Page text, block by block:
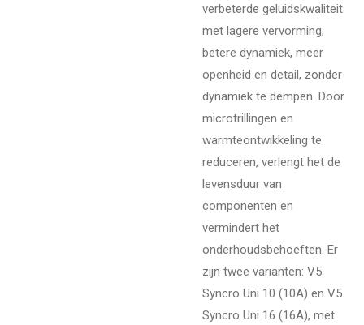
verbeterde geluidskwaliteit
met lagere vervorming,
betere dynamiek, meer
openheid en detail, zonder
dynamiek te dempen. Door
microtrillingen en
warmteontwikkeling te
reduceren, verlengt het de
levensduur van
componenten en
vermindert het
onderhoudsbehoeften. Er
zijn twee varianten: V5
Syncro Uni 10 (10A) en V5
Syncro Uni 16 (16A), met